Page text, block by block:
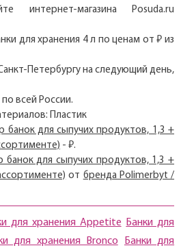
интернет-магазина Posuda.ru
для хранения 4 л по ценам от ₽ из
Петербургу на следующий день,
всей России.
Пластик
банок для сыпучих продуктов, 1,3 +
- ₽.
банок для сыпучих продуктов, 1,3 +
от бренда Polimerbyt /
для хранения Appetite Банки для
для хранения Bronco
Банки для